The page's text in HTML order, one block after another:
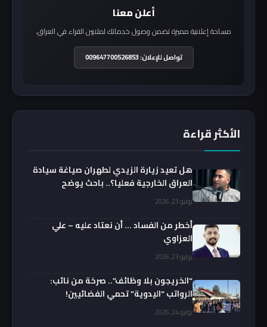
أعلن معنا
مساحة إعلانية مميزة تضمن وصول خدماتك لملايين القراء في العراق.
تواصل للإعلان: 009647700526853
الأكثر قراءة
هل تعيد زيارة الزيدي لطهران صياغة سيادة
العراق الخارجية فعليا؟.. باحث يوضح
يوليو 23, 2026
أخطر من الفساد … أن نعتاد عليه – علي
العزاوي
يوليو 23, 2026
“الخريجون بلا وظائف”.. صرخة من نائب:
الرواتب “اليدوية” تحمي الفضائيين!
يوليو 24, 2026